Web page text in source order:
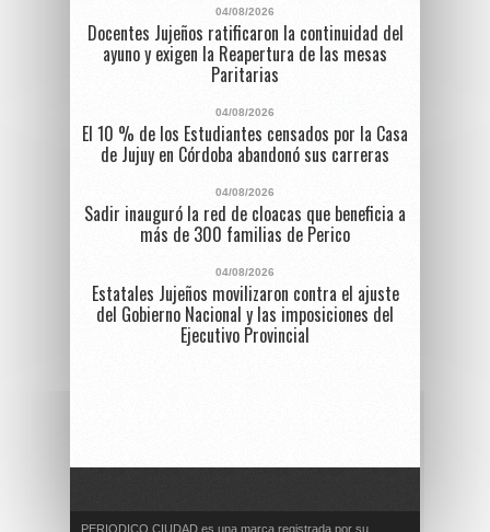
04/08/2026
Docentes Jujeños ratificaron la continuidad del
ayuno y exigen la Reapertura de las mesas
Paritarias
04/08/2026
El 10 % de los Estudiantes censados por la Casa
de Jujuy en Córdoba abandonó sus carreras
04/08/2026
Sadir inauguró la red de cloacas que beneficia a
más de 300 familias de Perico
04/08/2026
Estatales Jujeños movilizaron contra el ajuste
del Gobierno Nacional y las imposiciones del
Ejecutivo Provincial
PERIODICO CIUDAD es una marca registrada por su